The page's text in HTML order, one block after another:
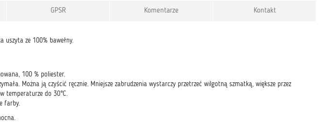
GPSR Komentarze Kontakt
uszyta ze 100% bawełny.
100 % poliester.
Można ją czyścić ręcznie. Mniejsze zabrudzenia wystarczy przetrzeć wilgotną szmatką, większe przez
temperaturze do 30°C.
farby.